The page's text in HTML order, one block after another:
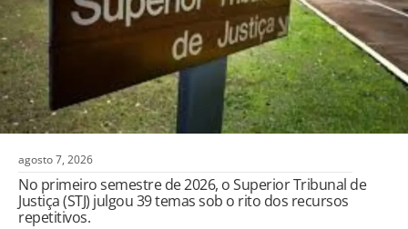
agosto 7, 2026
No primeiro semestre de 2026, o Superior Tribunal de
Justiça (STJ) julgou 39 temas sob o rito dos recursos
repetitivos.